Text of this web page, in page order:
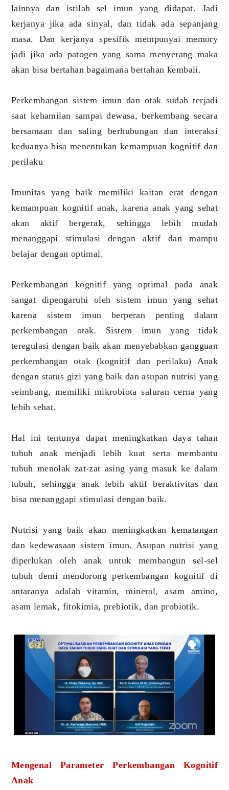
lainnya dan istilah sel imun yang didapat. Jadi
kerjanya jika ada sinyal, dan tidak ada sepanjang
masa. Dan kerjanya spesifik mempunyai memory
jadi jika ada patogen yang sama menyerang maka
akan bisa bertahan bagaimana bertahan kembali.
Perkembangan sistem imun dan otak sudah terjadi
saat kehamilan sampai dewasa, berkembang secara
bersamaan dan saling berhubungan dan interaksi
keduanya bisa menentukan kemampuan kognitif dan
perilaku
Imunitas yang baik memiliki kaitan erat dengan
kemampuan kognitif anak, karena anak yang sehat
akan aktif bergerak, sehingga lebih mudah
menanggapi stimulasi dengan aktif dan mampu
belajar dengan optimal.
Perkembangan kognitif yang optimal pada anak
sangat dipengaruhi oleh sistem imun yang sehat
karena sistem imun berperan penting dalam
perkembangan otak. Sistem imun yang tidak
teregulasi dengan baik akan menyebabkan gangguan
perkembangan otak (kognitif dan perilaku) Anak
dengan status gizi yang baik dan asupan nutrisi yang
seimbang, memiliki mikrobiota saluran cerna yang
lebih sehat.
Hal ini tentunya dapat meningkatkan daya tahan
tubuh anak menjadi lebih kuat serta membantu
tubuh menolak zat-zat asing yang masuk ke dalam
tubuh, sehingga anak lebih aktif beraktivitas dan
bisa menanggapi stimulasi dengan baik.
Nutrisi yang baik akan meningkatkan kematangan
dan kedewasaan sistem imun. Asupan nutrisi yang
diperlukan oleh anak untuk membangun sel-sel
tubuh demi mendorong perkembangan kognitif di
antaranya adalah vitamin, mineral, asam amino,
asam lemak, fitokimia, prebiotik, dan probiotik.
Mengenal Parameter Perkembangan Kognitif
Anak